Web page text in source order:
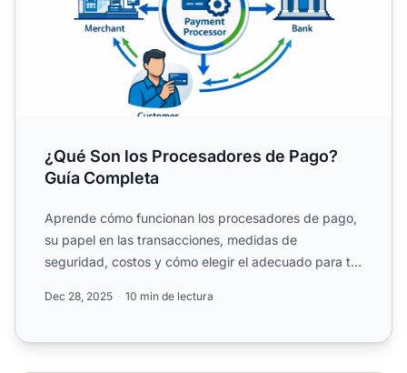
¿Qué Son los Procesadores de Pago?
Guía Completa
Aprende cómo funcionan los procesadores de pago,
su papel en las transacciones, medidas de
seguridad, costos y cómo elegir el adecuado para tu
Dec 28, 2025 10 min de lectura